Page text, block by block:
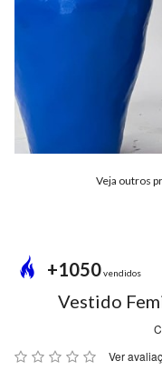
MODA
MASCULINA
MODA
PLUS
PREÇO
ÚNICO
Veja outros
+1050vendidos
Vestido
Ver